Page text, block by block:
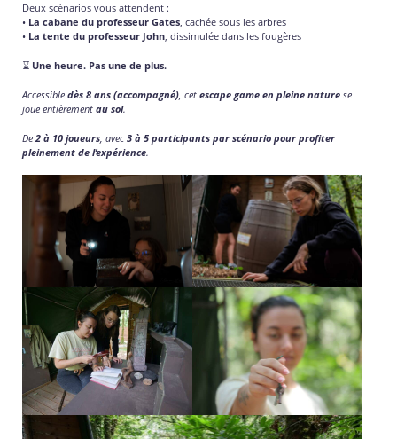
Deux scénarios vous attendent :
• La cabane du professeur Gates, cachée sous les arbres
• La tente du professeur John, dissimulée dans les fougères
⌛ Une heure. Pas une de plus.
Accessible dès 8 ans (accompagné) , cet escape game en pleine nature se
joue entièrement au sol.
De 2 à 10 joueurs , avec 3 à 5 participants par scénario pour profiter
pleinement de l’expérience.